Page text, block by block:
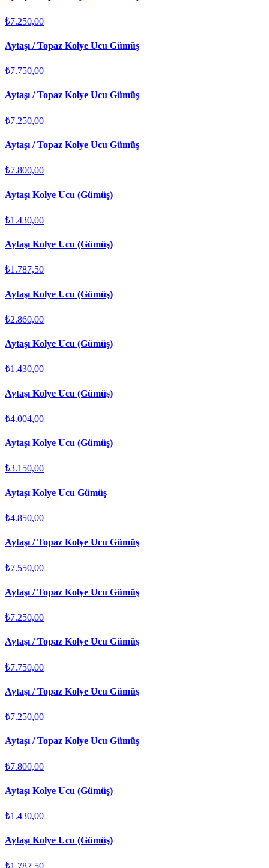
₺7.250,00
Aytaşı / Topaz Kolye Ucu Gümüş
₺7.750,00
Aytaşı / Topaz Kolye Ucu Gümüş
₺7.250,00
Aytaşı / Topaz Kolye Ucu Gümüş
₺7.800,00
Aytaşı Kolye Ucu (Gümüş)
₺1.430,00
Aytaşı Kolye Ucu (Gümüş)
₺1.787,50
Aytaşı Kolye Ucu (Gümüş)
₺2.860,00
Aytaşı Kolye Ucu (Gümüş)
₺1.430,00
Aytaşı Kolye Ucu (Gümüş)
₺4.004,00
Aytaşı Kolye Ucu (Gümüş)
₺3.150,00
Aytaşı Kolye Ucu Gümüş
₺4.850,00
Aytaşı / Topaz Kolye Ucu Gümüş
₺7.550,00
Aytaşı / Topaz Kolye Ucu Gümüş
₺7.250,00
Aytaşı / Topaz Kolye Ucu Gümüş
₺7.750,00
Aytaşı / Topaz Kolye Ucu Gümüş
₺7.250,00
Aytaşı / Topaz Kolye Ucu Gümüş
₺7.800,00
Aytaşı Kolye Ucu (Gümüş)
₺1.430,00
Aytaşı Kolye Ucu (Gümüş)
₺1.787,50